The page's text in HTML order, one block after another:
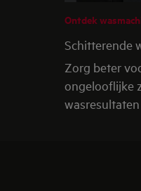
Ontdek
Schitterende
Zorg beter
ongelooflijke